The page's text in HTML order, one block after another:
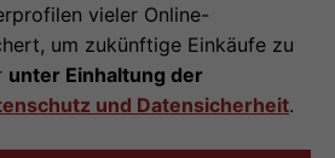
vieler Online-
um zukünftige Einkäufe zu
unter Einhaltung der
und Datensicherheit.